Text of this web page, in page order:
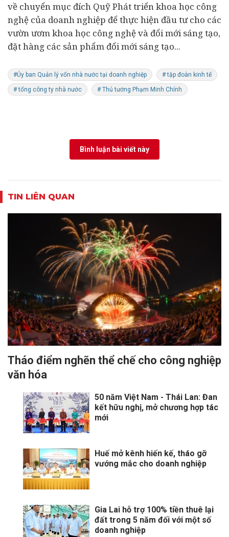
về chuyển mục đích Quỹ Phát triển khoa học công
nghệ của doanh nghiệp để thực hiện đầu tư cho các
vườn ươm khoa học công nghệ và đổi mới sáng tạo,
đặt hàng các sản phẩm đổi mới sáng tạo...
#Ủy ban Quản lý vốn nhà nước tại doanh nghiệp # tập đoàn kinh tế
# tổng công ty nhà nước # Thủ tướng Phạm Minh Chính
Bình luận bài viết này
TIN LIÊN QUAN
Tháo điểm nghẽn thể chế cho công nghiệp
văn hóa
50 năm Việt Nam - Thái Lan: Đan
kết hữu nghị, mở chương hợp tác
mới
Huế mở kênh hiến kế, tháo gỡ
vướng mắc cho doanh nghiệp
Gia Lai hỗ trợ 100% tiền thuê lại
đất trong 5 năm đối với một số
doanh nghiệp